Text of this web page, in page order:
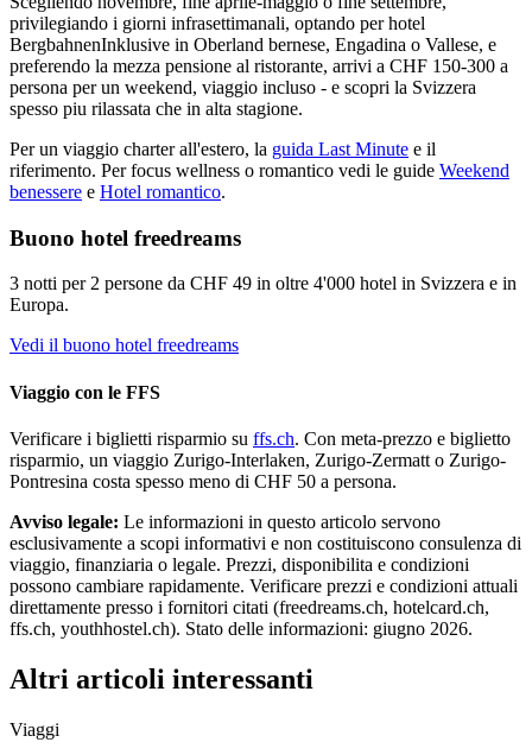
privilegiando i giorni infrasettimanali, optando per hotel
BergbahnenInklusive in Oberland bernese, Engadina o Vallese, e
preferendo la mezza pensione al ristorante, arrivi a CHF 150-300 a
persona per un weekend, viaggio incluso - e scopri la Svizzera
spesso piu rilassata che in alta stagione.
Per un viaggio charter all'estero, la guida Last Minute e il
riferimento. Per focus wellness o romantico vedi le guide Weekend
benessere e Hotel romantico.
Buono hotel freedreams
3 notti per 2 persone da CHF 49 in oltre 4'000 hotel in Svizzera e in
Europa.
Vedi il buono hotel freedreams
Viaggio con le FFS
Verificare i biglietti risparmio su ffs.ch. Con meta-prezzo e biglietto
risparmio, un viaggio Zurigo-Interlaken, Zurigo-Zermatt o Zurigo-
Pontresina costa spesso meno di CHF 50 a persona.
Avviso legale: Le informazioni in questo articolo servono
esclusivamente a scopi informativi e non costituiscono consulenza di
viaggio, finanziaria o legale. Prezzi, disponibilita e condizioni
possono cambiare rapidamente. Verificare prezzi e condizioni attuali
direttamente presso i fornitori citati (freedreams.ch, hotelcard.ch,
ffs.ch, youthhostel.ch). Stato delle informazioni: giugno 2026.
Altri articoli interessanti
Viaggi